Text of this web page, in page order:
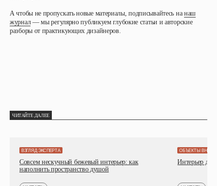
А чтобы не пропускать новые материалы, подписывайтесь на наш
журнал— мы регулярно публикуем глубокие статьи и авторские
разборы от практикующих дизайнеров.
ЧИТАЙТЕ ДАЛЕЕ
Совсем нескучный бежевый интерьер: как
наполнить пространство душой
ВЗГЛЯД ЭКСПЕРТА
Интерьер
ОБЪЕКТЫ